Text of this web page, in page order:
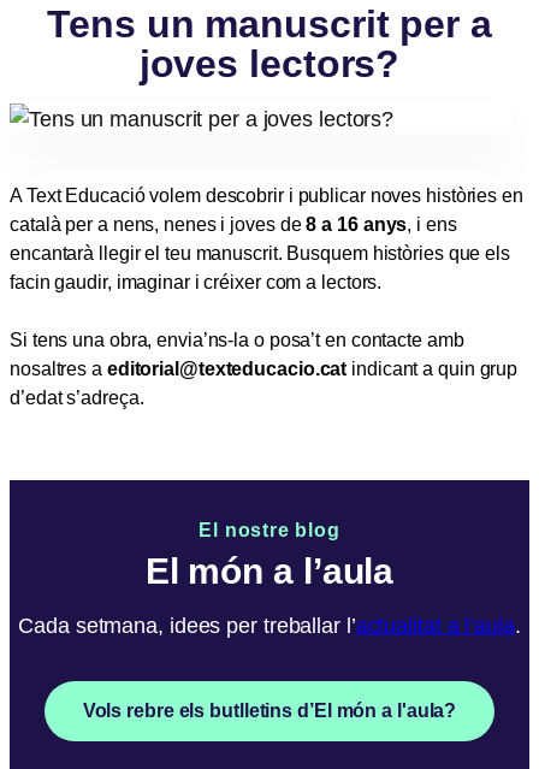
Tens un manuscrit per a
joves lectors?
A Text Educació volem descobrir i publicar noves històries en
català per a nens, nenes i joves de8 a 16 anys, i ens
encantarà llegir el teu manuscrit. Busquem històries que els
facin gaudir, imaginar i créixer com a lectors.
Si tens una obra, envia’ns-la o posa’t en contacte amb
nosaltres a editorial@texteducacio.cat indicant a quin grup
d’edat s’adreça.
El nostre blog
El món a l’aula
Cada setmana, idees per treballar l’actualitat a l’aula.
Vols rebre els butlletins d’El món a l'aula?